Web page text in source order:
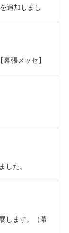
追加しまし
張メッセ】
した。
します。（幕